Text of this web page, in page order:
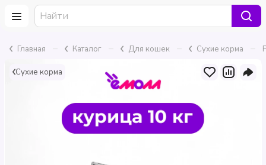
Главная – Каталог – Для кошек – Сухие корма –
Сухие корма